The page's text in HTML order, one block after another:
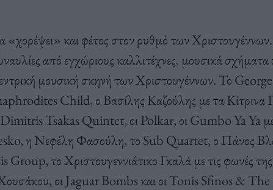
και φέτος στον ρυθμό των
από εγχώριους καλλιτέχνες, μουσικά σχήματα
μουσική σκηνή των Χριστουγέννων. Το
Child, ο Βασίλης Καζούλης με τα Κίτρινα
Tsakas Quintet, οι Polkar, οι Gumbo Ya Ya με
η Νεφέλη Φασούλη, το Sub Quartet, ο Πάνος
το Χριστουγεννιάτικο Γκαλά με τις φωνές
οι Jaguar Bombs και οι Tonis Sfinos &